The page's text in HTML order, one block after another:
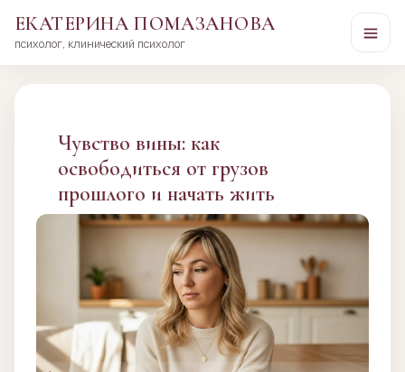
ЕКАТЕРИНА ПОМАЗАНОВА
психолог, клинический психолог
Чувство вины: как
освободиться от грузов
прошлого и начать жить